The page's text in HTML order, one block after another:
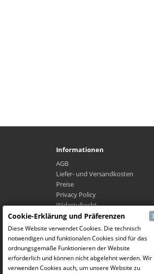
Informationen
AGB
Liefer- und Versandkosten
Preise
Privacy Policy
Widerrufrecht
Wo ist mein Paket?
Modelbouw Dekeyser B.V.
Weverijstraat 14
Cookie-Erklärung und Präferenzen
Diese Website verwendet Cookies. Die technisch
notwendigen und funktionalen Cookies sind für das
ordnungsgemäße Funktionieren der Website
erforderlich und können nicht abgelehnt werden. Wir
verwenden Cookies auch, um unsere Website zu